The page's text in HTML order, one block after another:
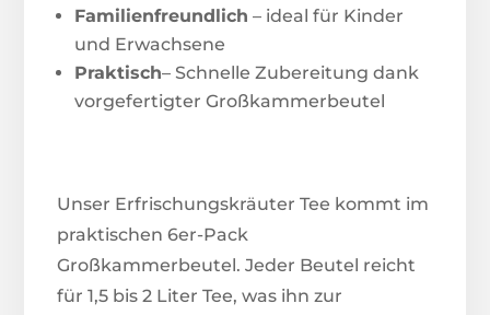
Familienfreundlich – ideal für Kinder
und Erwachsene
Praktisch– Schnelle Zubereitung dank
vorgefertigter Großkammerbeutel
Unser Erfrischungskräuter Tee kommt im
praktischen 6er-Pack
Großkammerbeutel. Jeder Beutel reicht
für 1,5 bis 2 Liter Tee, was ihn zur